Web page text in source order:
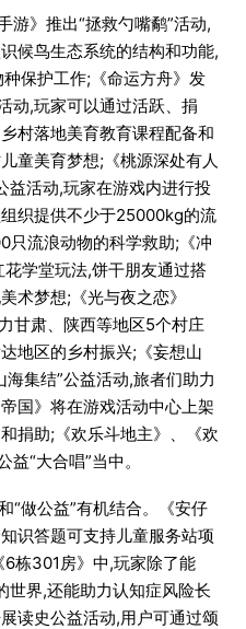
游》推出“拯救勺嘴鹬”活动,
候鸟生态系统的结构和功能,
保护工作;《命运方舟》发
动,玩家可以通过活跃、捐
村落地美育教育课程配备和
童美育梦想;《桃源深处有人
益活动,玩家在游戏内进行投
织提供不少于25000kg的流
只流浪动物的科学救助;《冲
学堂玩法,饼干朋友通过搭
术梦想;《光与夜之恋》
甘肃、陕西等地区5个村庄
地区的乡村振兴;《妄想山
集结”公益活动,旅者们助力
国》将在游戏活动中心上架
捐助;《欢乐斗地主》、《欢
“大合唱”当中。
“做公益”有机结合。《安仔
识答题可支持儿童服务站项
栋301房》中,玩家除了能
世界,还能助力认知症风险长
读史公益活动,用户可通过颂